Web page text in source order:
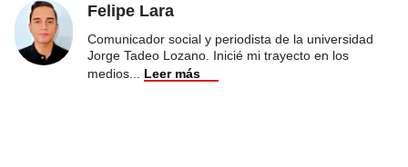
Felipe Lara
Comunicador social y periodista de la universidad
Jorge Tadeo Lozano. Inicié mi trayecto en los
medios
Leer más